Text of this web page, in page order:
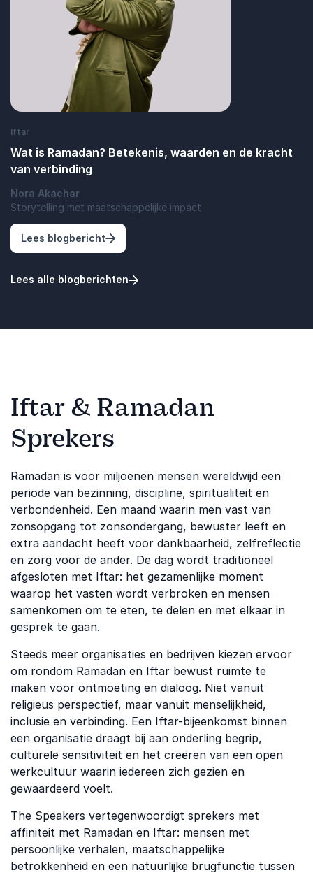
Iftar
Wat is Ramadan? Betekenis, waarden en de kracht
van verbinding
Nora Akachar
Storytelling met maatschappelijke impact
Lees blogbericht: Wat is Ramadan? Betekenis, waarden
Lees alle blogberichten
Iftar & Ramadan
Sprekers
Ramadan is voor miljoenen mensen wereldwijd een
periode van bezinning, discipline, spiritualiteit en
verbondenheid. Een maand waarin men vast van
zonsopgang tot zonsondergang, bewuster leeft en
extra aandacht heeft voor dankbaarheid, zelfreflectie
en zorg voor de ander. De dag wordt traditioneel
afgesloten met Iftar: het gezamenlijke moment
waarop het vasten wordt verbroken en mensen
samenkomen om te eten, te delen en met elkaar in
gesprek te gaan.
Steeds meer organisaties en bedrijven kiezen ervoor
om rondom Ramadan en Iftar bewust ruimte te
maken voor ontmoeting en dialoog. Niet vanuit
religieus perspectief, maar vanuit menselijkheid,
inclusie en verbinding. Een Iftar-bijeenkomst binnen
een organisatie draagt bij aan onderling begrip,
culturele sensitiviteit en het creëren van een open
werkcultuur waarin iedereen zich gezien en
gewaardeerd voelt.
The Speakers vertegenwoordigt sprekers met
affiniteit met Ramadan en Iftar: mensen met
persoonlijke verhalen, maatschappelijke
betrokkenheid en een natuurlijke brugfunctie tussen